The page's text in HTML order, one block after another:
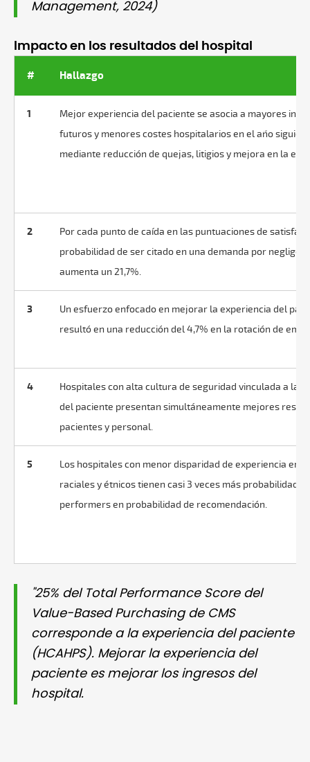
Management, 2024)
Impacto en los resultados del hospital
# Hallazgo
1
Mejor experiencia del paciente se asocia a mayores
futuros y menores costes hospitalarios en el año
mediante reducción de quejas, litigios y mejora en la
2
Por cada punto de caída en las puntuaciones de
probabilidad de ser citado en una demanda por
aumenta un 21,7%.
3
Un esfuerzo enfocado en mejorar la experiencia del
resultó en una reducción del 4,7% en la rotación de
4
Hospitales con alta cultura de seguridad vinculada a la
del paciente presentan simultáneamente mejores
pacientes y personal.
5
Los hospitales con menor disparidad de experiencia
raciales y étnicos tienen casi 3 veces más
performers en probabilidad de recomendación.
"25% del Total Performance Score del
Value-Based Purchasing de CMS
corresponde a la experiencia del paciente
(HCAHPS). Mejorar la experiencia del
paciente es mejorar los ingresos del
hospital.